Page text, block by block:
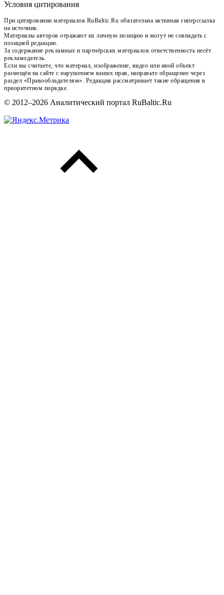
Условия цитирования
При цитировании материалов RuBaltic.Ru обязательна активная гиперссылка
на источник.
Материалы авторов отражают их личную позицию и могут не совпадать с
позицией редакции.
За содержание рекламных и партнёрских материалов ответственность несёт
рекламодатель.
Если вы считаете, что материал, изображение, видео или иной объект
размещён на сайте с нарушением ваших прав, направьте обращение через
раздел «Правообладателям». Редакция рассматривает такие обращения в
приоритетном порядке.
© 2012–2026 Аналитический портал RuBaltic.Ru